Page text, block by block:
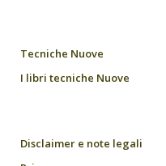
Tecniche Nuove
I libri tecniche Nuove
Disclaimer e note legali